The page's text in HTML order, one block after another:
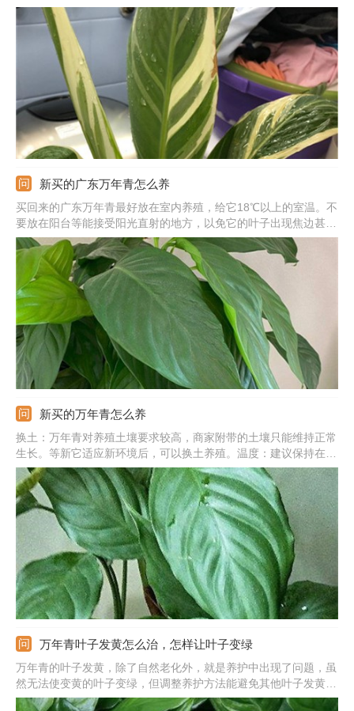
润，买回家后需经常浇水，长期保持土壤的湿润，也可以向植株周
围喷洒水雾，以保持湿度。施肥：新买的花叶万年青对肥料需求性
不强，并且吸收能力差，不要急着施肥，以免烧根。光照：花叶万
年青喜光，买回家后可让它接受柔和的散光照射，可以促进它的生
长，每天光照时间不要少于六小时。
新买的广东万年青怎么养
买回来的广东万年青最好放在室内养殖，给它18℃以上的室温。不
要放在阳台等能接受阳光直射的地方，以免它的叶子出现焦边甚至
枯黄的问题。不要浇水太勤，它最怕土壤积水。要等土壤见干后再
浇。先不要给它施肥，要等它适应新的环境，重新开始生长以后，
再为它施肥。
新买的万年青怎么养
换土：万年青对养殖土壤要求较高，商家附带的土壤只能维持正常
生长。等新它适应新环境后，可以换土养殖。温度：建议保持在
20-38℃之间。光照：不要让它接受阳光照射，先在荫蔽通风处养
护一段时间。浇水：需要控制浇水量，通常一次浇水之后，三天内
不要再浇。等它适应新环境之后再恢复正常浇水。
万年青叶子发黄怎么治，怎样让叶子变绿
万年青的叶子发黄，除了自然老化外，就是养护中出现了问题，虽
然无法使变黄的叶子变绿，但调整养护方法能避免其他叶子发黄。
若是温度偏低导致的，可以做好保暖措施，移到室内温暖的地方。